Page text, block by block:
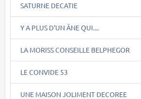
SATURNE DECATIE
Y A PLUS D'UN ÂNE QUI....
LA MORISS CONSEILLE BELPHEGOR
LE CONVIDE 53
UNE MAISON JOLIMENT DECOREE